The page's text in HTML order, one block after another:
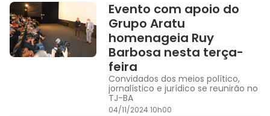
Evento com apoio do
Grupo Aratu
homenageia Ruy
Barbosa nesta terça-
feira
Convidados dos meios político,
jornalístico e jurídico se reunirão no
TJ-BA
04/11/2024 10h00